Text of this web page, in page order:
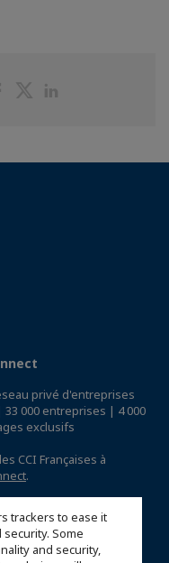
trackers to ease it
Some
and security,
PartagerPartager
privé d'entreprises
33 000 entreprises | 4 000
exclusifs
CCI Françaises à
.